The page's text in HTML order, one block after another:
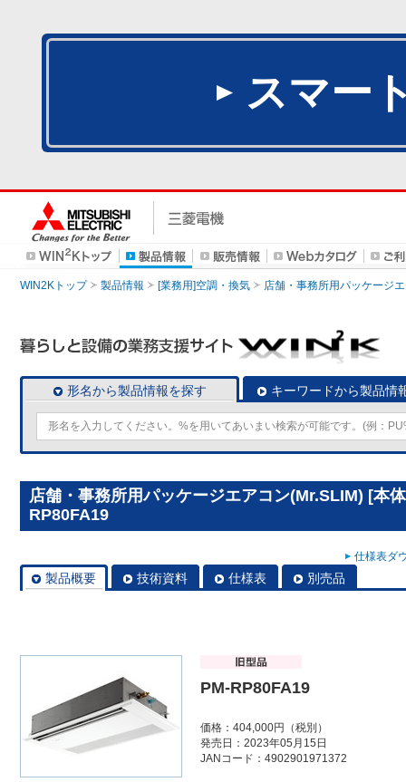
スマー
WIN2Kトップ 製品情報 [業務用]空調・換気 店舗・事務所用パッケージ
形名から製品情報を探す キーワードから製品情
店舗・事務所用パッケージエアコン(Mr.SLIM) [本
RP80FA19
仕様表ダ
製品概要 技術資料 仕様表 別売品
PM-RP80FA19
価格：404,000円（税別）
発売日：2023年05月15日
JANコード：4902901971372